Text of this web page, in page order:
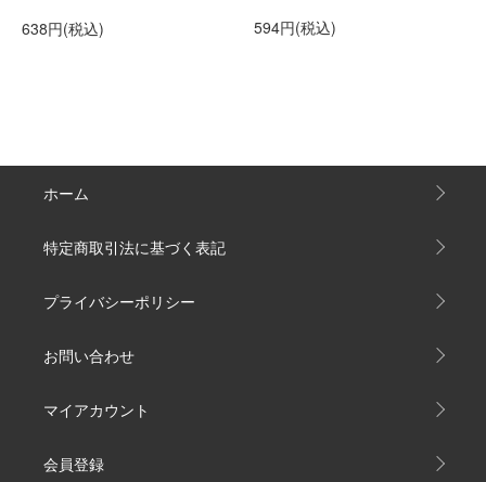
638円(税込)
594円(税込)
ホーム
特定商取引法に基づく表記
プライバシーポリシー
お問い合わせ
マイアカウント
会員登録